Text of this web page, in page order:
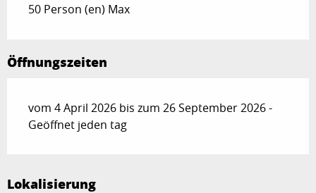
50 Person (en) Max
Öffnungszeiten
vom 4 April 2026 bis zum 26 September 2026 -
Geöffnet jeden tag
Lokalisierung